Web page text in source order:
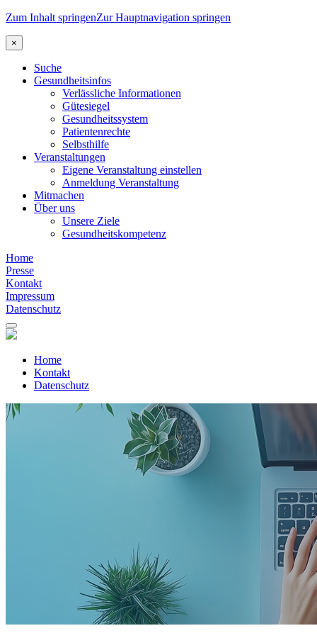
Zum Inhalt springenZur Hauptnavigation springen
×
Suche
Gesundheitsinfos
Verlässliche Informationen
Gütesiegel
Gesundheitssystem
Patientenrechte
Selbsthilfe
Veranstaltungen
Eigene Veranstaltung einstellen
Anmeldung Veranstaltung
Mitmachen
Über uns
Unsere Ziele
Gesundheitskompetenz
Home
Presse
Kontakt
Impressum
Datenschutz
Home
Kontakt
Datenschutz